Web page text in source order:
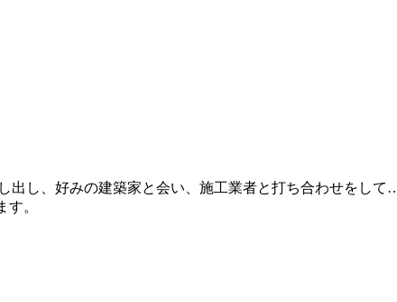
出し、好みの建築家と会い、施工業者と打ち合わせをし
。